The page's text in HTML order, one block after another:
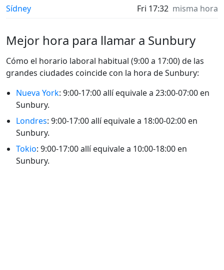
Sídney Fri 17:32 misma hora
Mejor hora para llamar a Sunbury
Cómo el horario laboral habitual (9:00 a 17:00) de las
grandes ciudades coincide con la hora de Sunbury:
Nueva York: 9:00-17:00 allí equivale a 23:00-07:00 en
Sunbury.
Londres: 9:00-17:00 allí equivale a 18:00-02:00 en
Sunbury.
Tokio: 9:00-17:00 allí equivale a 10:00-18:00 en
Sunbury.